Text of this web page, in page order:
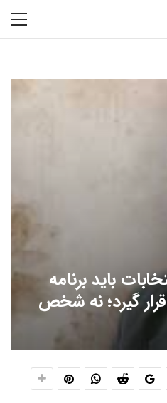
باید برنامه
گیرد؛ نه شخص